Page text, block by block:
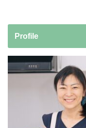
Profile